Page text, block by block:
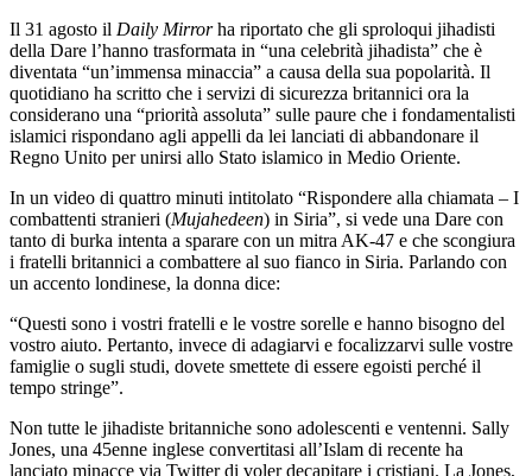
Il 31 agosto il Daily Mirrorha riportato che gli sproloqui jihadisti
della Dare l’hanno trasformata in “una celebrità jihadista” che è
diventata “un’immensa minaccia” a causa della sua popolarità. Il
quotidiano ha scritto che i servizi di sicurezza britannici ora la
considerano una “priorità assoluta” sulle paure che i fondamentalisti
islamici rispondano agli appelli da lei lanciati di abbandonare il
Regno Unito per unirsi allo Stato islamico in Medio Oriente.
In un video di quattro minuti intitolato “Rispondere alla chiamata – I
combattenti stranieri (Mujahedeen) in Siria”, si vede una Dare con
tanto di burka intenta a sparare con un mitra AK-47 e che scongiura
i fratelli britannici a combattere al suo fianco in Siria. Parlando con
un accento londinese, la donna dice:
“Questi sono i vostri fratelli e le vostre sorelle e hanno bisogno del
vostro aiuto. Pertanto, invece di adagiarvi e focalizzarvi sulle vostre
famiglie o sugli studi, dovete smettete di essere egoisti perché il
tempo stringe”.
Non tutte le jihadiste britanniche sono adolescenti e ventenni. Sally
Jones, una 45enne inglese convertitasi all’Islam di recente ha
lanciato minacce via Twitter di voler decapitare i cristiani. La Jones,